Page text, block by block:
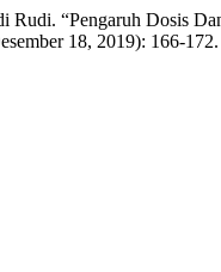
Rudi. “Pengaruh Dosis
18, 2019): 166-